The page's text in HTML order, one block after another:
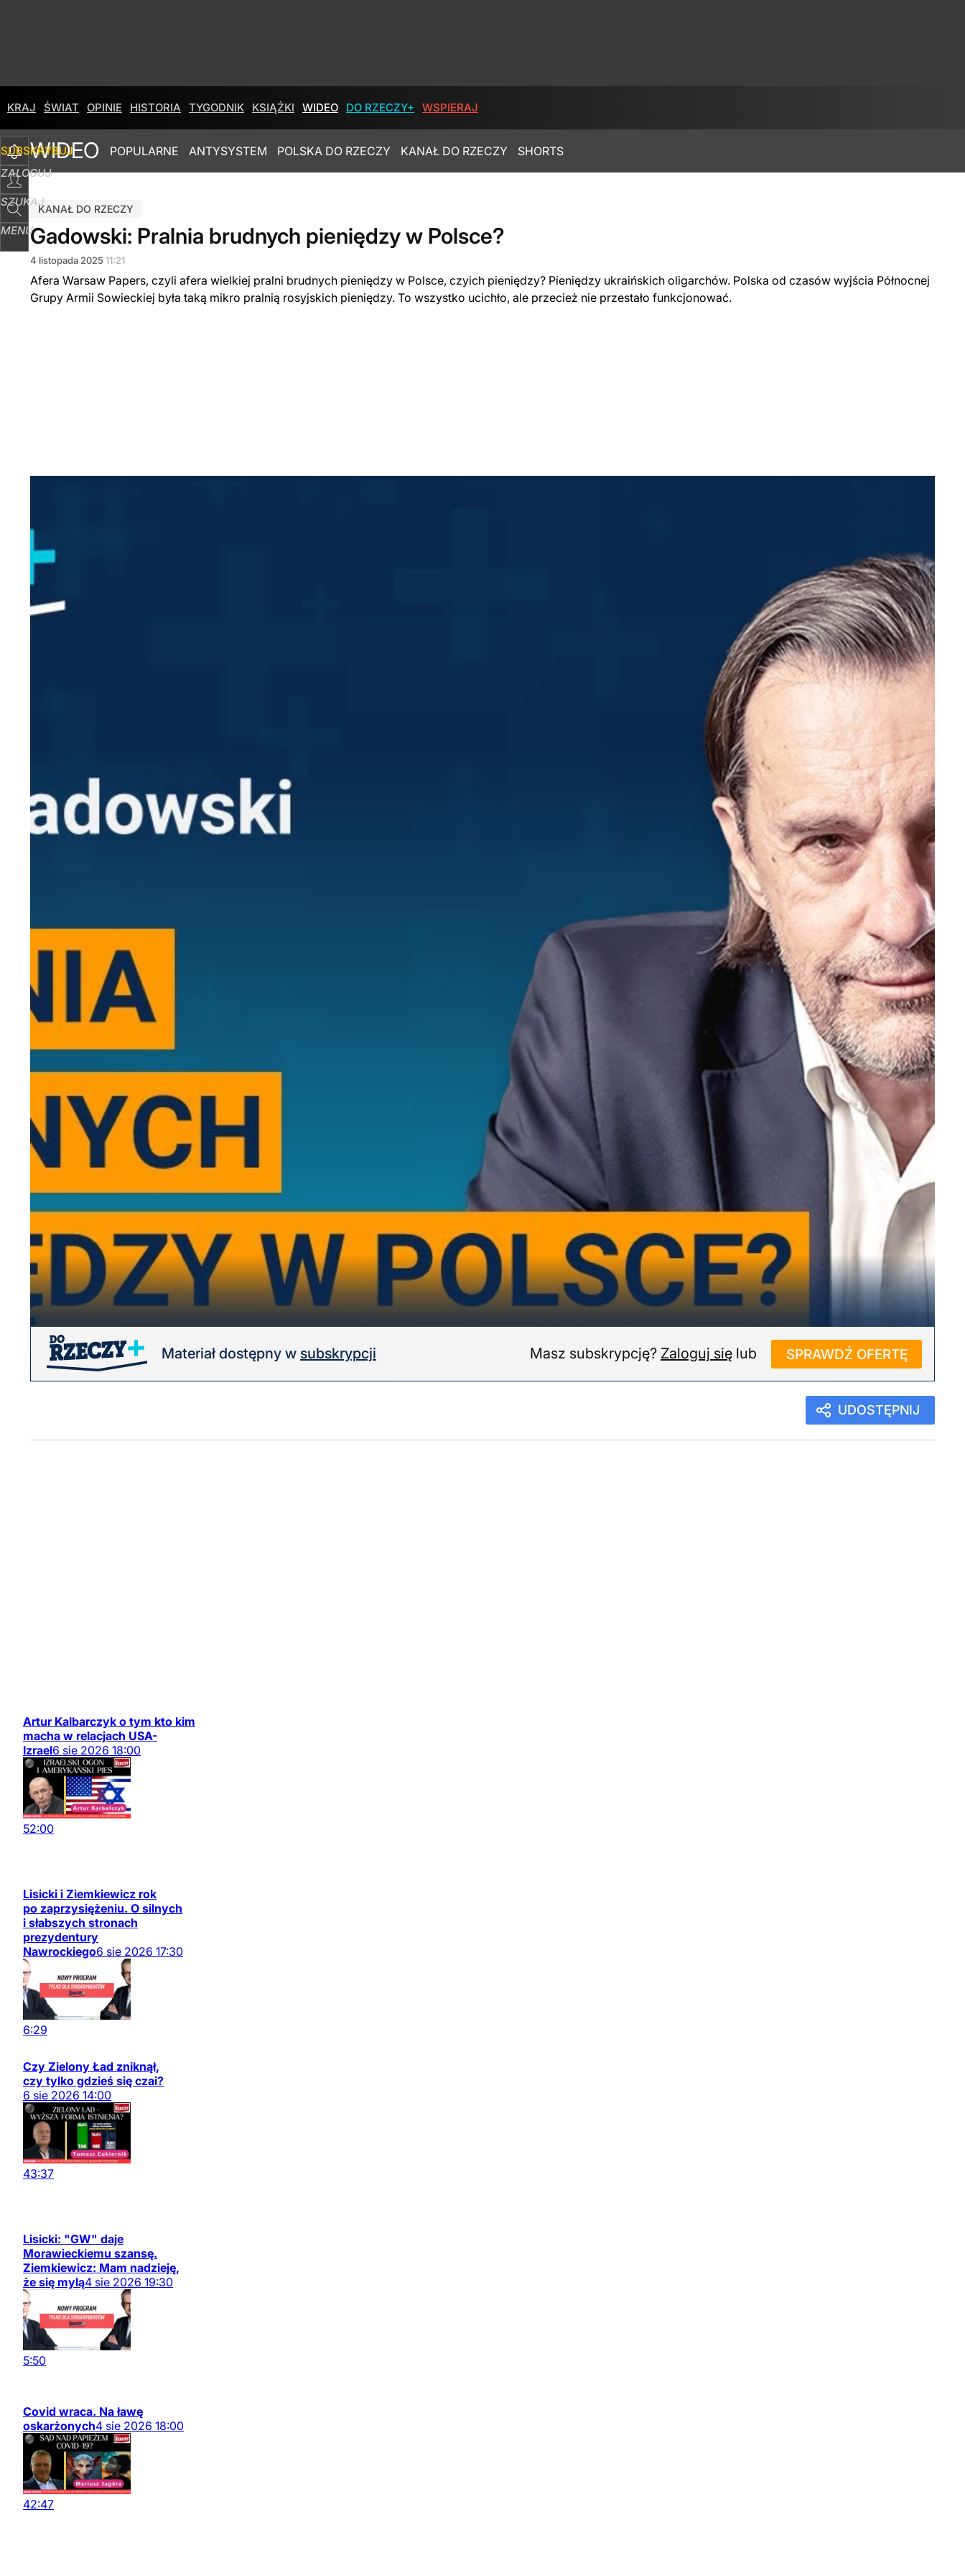
KRAJ ŚWIAT OPINIE HISTORIA TYGODNIK KSIĄŻKI WIDEO DO RZECZY+ WSPIERAJ
SUBSKRYBUJ
ZALOGUJ
SZUKAJ
MENU
WIDEO POPULARNE ANTYSYSTEM POLSKA DO RZECZY KANAŁ DO RZECZY SHORTS
KANAŁ DO RZECZY
Gadowski: Pralnia brudnych pieniędzy w Polsce?
4 listopada 2025 11:21
Afera Warsaw Papers, czyli afera wielkiej pralni brudnych pieniędzy w Polsce, czyich pieniędzy? Pieniędzy ukraińskich oligarchów. Polska od czasów wyjścia Północnej
Grupy Armii Sowieckiej była taką mikro pralnią rosyjskich pieniędzy. To wszystko ucichło, ale przecież nie przestało funkcjonować.
Materiał dostępny w subskrypcji Masz subskrypcję? Zaloguj się lub SPRAWDŹ OFERTĘ
UDOSTĘPNIJ
Artur Kalbarczyk o tym kto kim
macha w relacjach USA-
Izrael6 sie 2026 18:00
52:00
Lisicki i Ziemkiewicz rok
po zaprzysiężeniu. O silnych
i słabszych stronach
prezydentury
Nawrockiego6 sie 2026 17:30
6:29
Czy Zielony Ład zniknął,
czy tylko gdzieś się czai?
6 sie 2026 14:00
43:37
Lisicki: "GW" daje
Morawieckiemu szansę.
Ziemkiewicz: Mam nadzieję,
że się mylą4 sie 2026 19:30
5:50
Covid wraca. Na ławę
oskarżonych4 sie 2026 18:00
42:47